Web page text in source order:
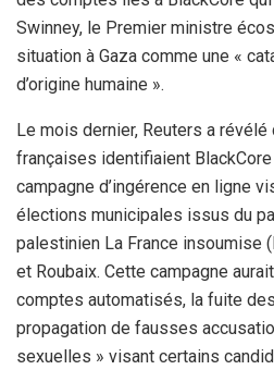
Swinney, le Premier ministre
situation à Gaza comme une «
d’origine humaine ».
Le mois dernier, Reuters a
françaises identifiaient BlackCore
campagne d’ingérence en ligne
élections municipales issus du
palestinien La France insoumise
et Roubaix. Cette campagne
comptes automatisés, la fuite
propagation de fausses
sexuelles » visant certains